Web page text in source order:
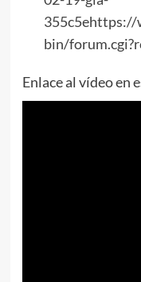
355c5ehttps://
bin/
Enlace al vídeo en